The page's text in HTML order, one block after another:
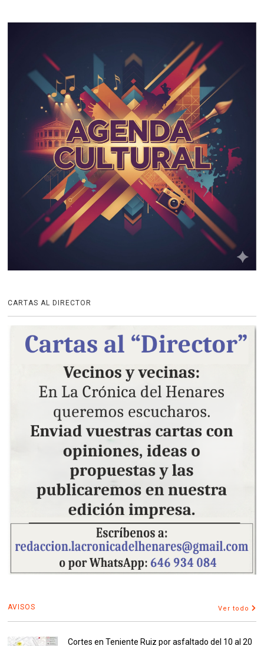
CARTAS AL DIRECTOR
AVISOS Ver todo
Cortes en Teniente Ruiz por asfaltado del 10 al 20